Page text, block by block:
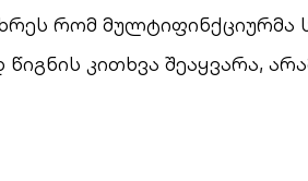
რომ მულტიფინქციურმა
კითხვა შეაყვარა,